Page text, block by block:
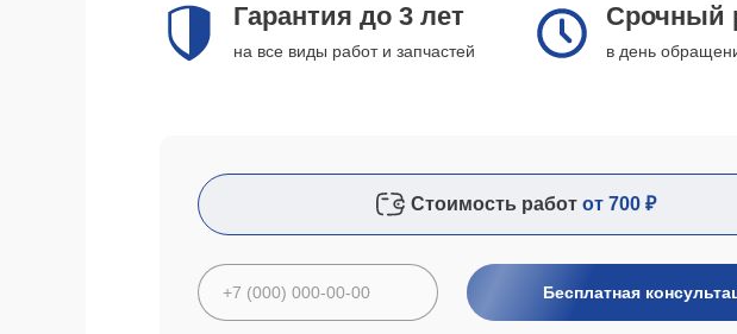
Гарантия до 3 лет
на все виды работ и запчастей
Срочный
в день
Стоимость работ от 700 ₽
Бесплатная